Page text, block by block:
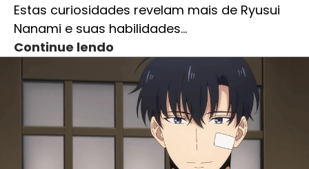
Estas curiosidades revelam mais de Ryusui
Nanami e suas habilidades…
Continue lendo